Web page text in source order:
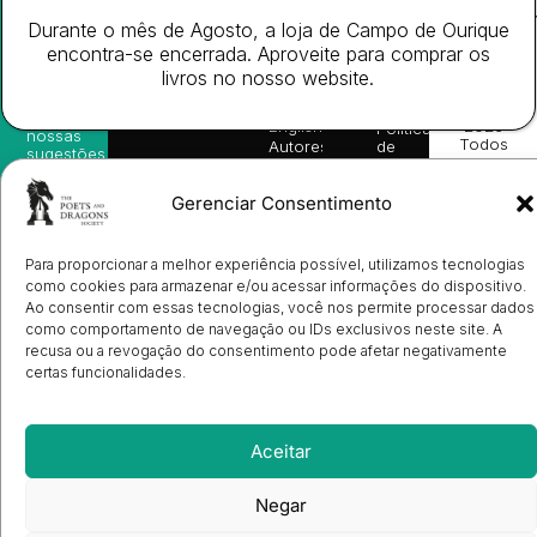
Gerenciar Consentimento
Para proporcionar a melhor experiência possível, utilizamos tecnologias
como cookies para armazenar e/ou acessar informações do dispositivo.
Ao consentir com essas tecnologias, você nos permite processar dados
como comportamento de navegação ou IDs exclusivos neste site. A
recusa ou a revogação do consentimento pode afetar negativamente
certas funcionalidades.
Aceitar
Negar
Livros
da
Editora
Books
English
Autores
Ulysses
Contactos
Envio
de
Manuscritos
Candidatura
Ilustradores
Condições
Gerais de
Política
de
Cookies
Livro de
se na
newsletter
nossas
sugestões
leitura,
novidades
sobre
vantagens
exclusivas
e
avisos
diretamente
no seu
e-mail.
por
Turn
2026
Todos
os
Durante o mês de Agosto, a loja de Campo de Ourique
encontra-se encerrada. Aproveite para comprar os
livros no nosso website.